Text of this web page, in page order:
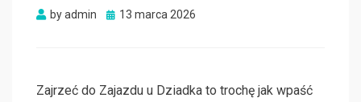
byadmin
Posted
13 marca 2026
Zajrzeć do Zajazdu u Dziadka to trochę jak wpaść